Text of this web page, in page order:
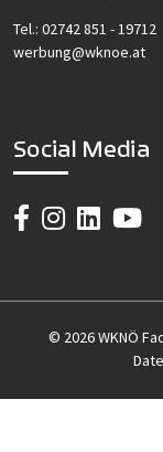
Tel.: 02742 851 - 19712
werbung@wknoe.at
Social Media
© 2026 WKNÖ